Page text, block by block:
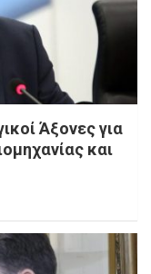
Άξονες για
και